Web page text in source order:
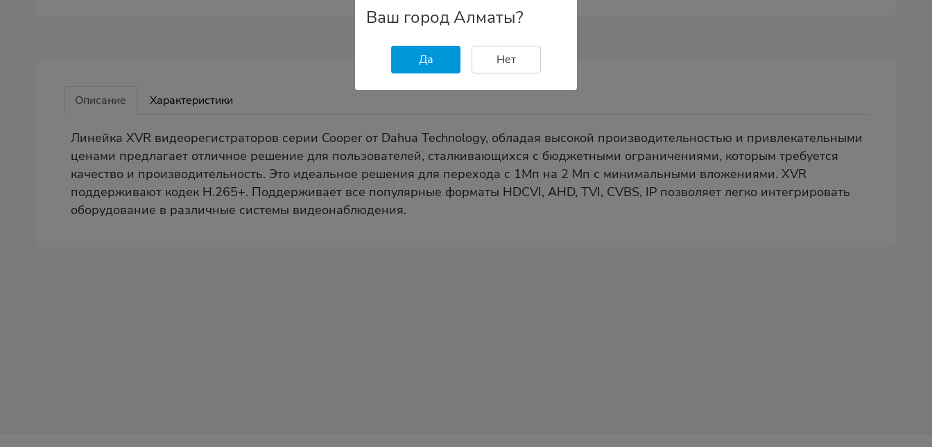
Описание Характеристики
Линейка XVR видеорегистраторов серии Cooper от Dahua Technology, обладая высокой производительностью и привлекательными
ценами предлагает отличное решение для пользователей, сталкивающихся с бюджетными ограничениями, которым требуется
качество и производительность. Это идеальное решения для перехода с 1Мп на 2 Мп с минимальными вложениями. XVR
поддерживают кодек H.265+. Поддерживает все популярные форматы HDCVI, AHD, TVI, CVBS, IP позволяет легко интегрировать
оборудование в различные системы видеонаблюдения.
Ваш город Алматы?
Да Нет